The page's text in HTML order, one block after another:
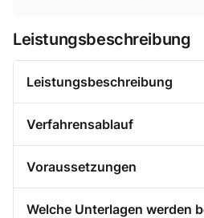
Leistungsbeschreibung
Leistungsbeschreibung
Verfahrensablauf
Voraussetzungen
Welche Unterlagen werden